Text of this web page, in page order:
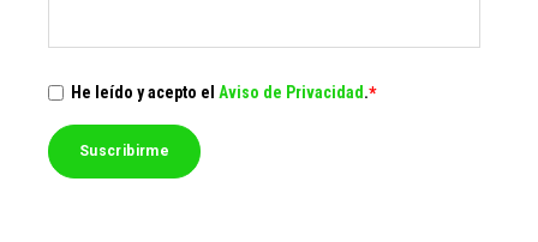
He leído y acepto el Aviso de Privacidad .*